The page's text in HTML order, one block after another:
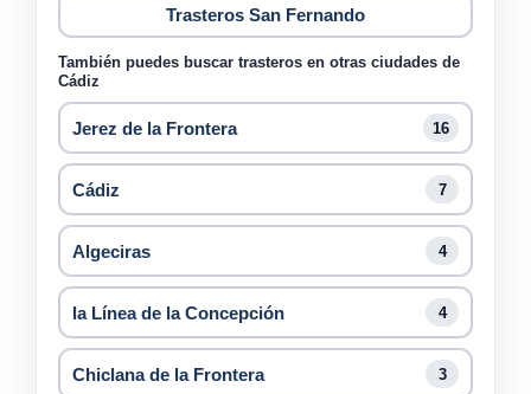
Trasteros San Fernando
También puedes buscar trasteros en otras ciudades de
Cádiz
Jerez de la Frontera 16
Cádiz 7
Algeciras 4
la Línea de la Concepción 4
Chiclana de la Frontera 3